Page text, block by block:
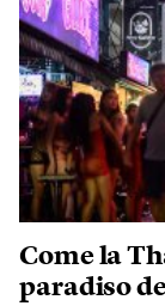
Come la
paradiso